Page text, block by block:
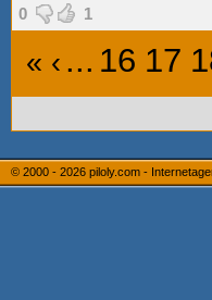
0 1
« ‹ ... 16 17
© 2000 - 2026 piloly.com -